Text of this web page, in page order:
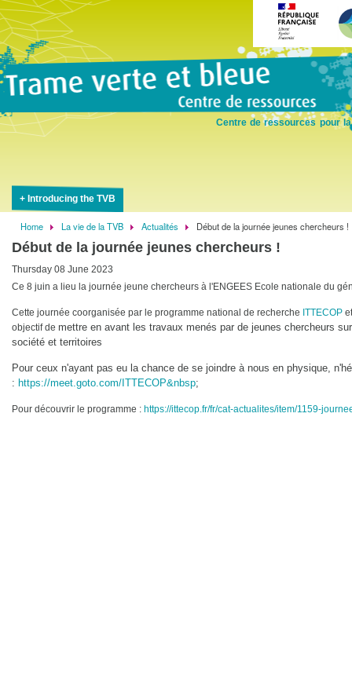
Centre de ressources pour
Introducing the TVB
Breadcrumb
Home La vie de la TVB Actualités Début de la journée jeunes chercheurs !
Début de la journée jeunes chercheurs !
Thursday 08 June 2023
Ce 8 juin a lieu la journée jeune chercheurs à l'ENGEES Ecole nationale du
Cette journée coorganisée par le programme national de recherche ITTECOP
objectif de mettre en avant les travaux menés par de jeunes chercheurs
société et territoires
Pour ceux n'ayant pas eu la chance de se joindre à nous en physique,
: https://meet.goto.com/ITTECOP&nbsp;
Pour découvrir le programme : https://ittecop.fr/fr/cat-actualites/item/1159-